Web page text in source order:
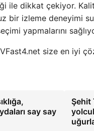
ile dikkat çekiyor.
bir izleme deneyimi
yapmalarını
size en iyi
say say
Şehit